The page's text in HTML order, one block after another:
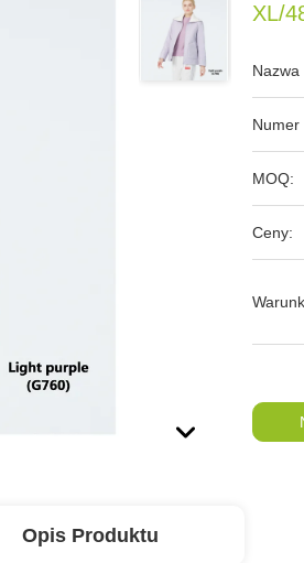
XL/
Nazwa
Numer
MOQ:
Ceny:
Opis Produktu